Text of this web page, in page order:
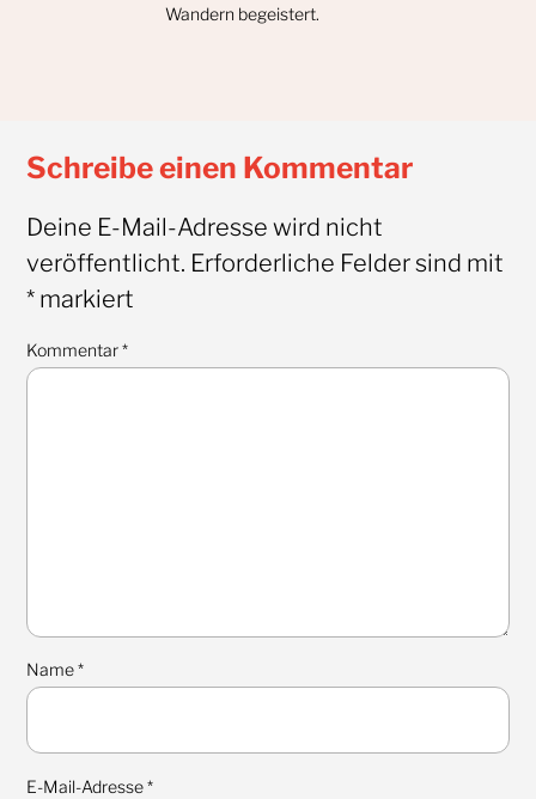
Wandern begeistert.
Schreibe einen Kommentar
Deine E-Mail-Adresse wird nicht
veröffentlicht. Erforderliche Felder sind mit
*markiert
Kommentar*
Name*
E-Mail-Adresse*